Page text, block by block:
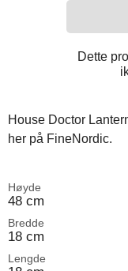
Dette
House Doctor
her på FineNordic.
Høyde
48 cm
Bredde
18 cm
Lengde